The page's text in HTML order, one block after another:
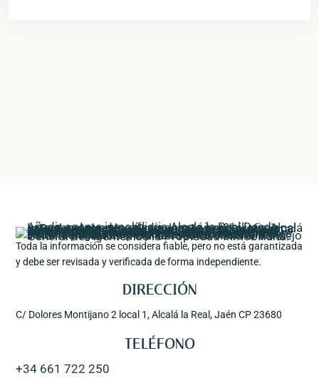
Toda la información se considera fiable, pero no está garantizada
y debe ser revisada y verificada de forma independiente.
DIRECCIÓN
C/ Dolores Montijano 2 local 1, Alcalá la Real, Jaén CP 23680
TELÉFONO
+34 661 722 250